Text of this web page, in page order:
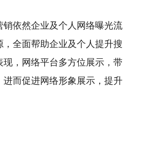
销依然企业及个人网络曝光流
全面帮助企业及个人提升搜
现，网络平台多方位展示，带
进而促进网络形象展示，提升